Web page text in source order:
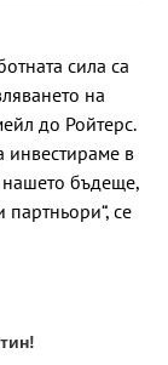
сила са
на
до Ройтерс.
в
нашето бъдеще,
се